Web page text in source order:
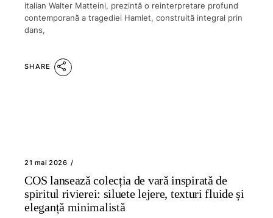
italian Walter Matteini, prezintă o reinterpretare profund
contemporană a tragediei Hamlet, construită integral prin
dans,
SHARE
21 mai 2026
COS lansează colecția de vară inspirată de
spiritul rivierei: siluete lejere, texturi fluide și
eleganță minimalistă